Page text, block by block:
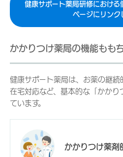
健康サポート薬局研修におけ
ページにリンク
かかりつけ薬局の機能もも
健康サポート薬局は、お薬の継続
在宅対応など、基本的な「かかり
ています。
かかりつけ薬剤